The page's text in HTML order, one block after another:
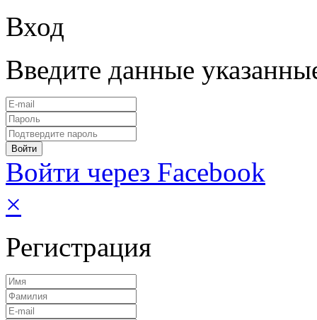
Вход
Введите данные
Войти через Facebook
×
Регистрация